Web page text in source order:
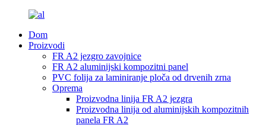
Dom
Proizvodi
FR A2 jezgro zavojnice
FR A2 aluminijski kompozitni panel
PVC folija za laminiranje ploča od drvenih zrna
Oprema
Proizvodna linija FR A2 jezgra
Proizvodna linija od aluminijskih kompozitnih
panela FR A2